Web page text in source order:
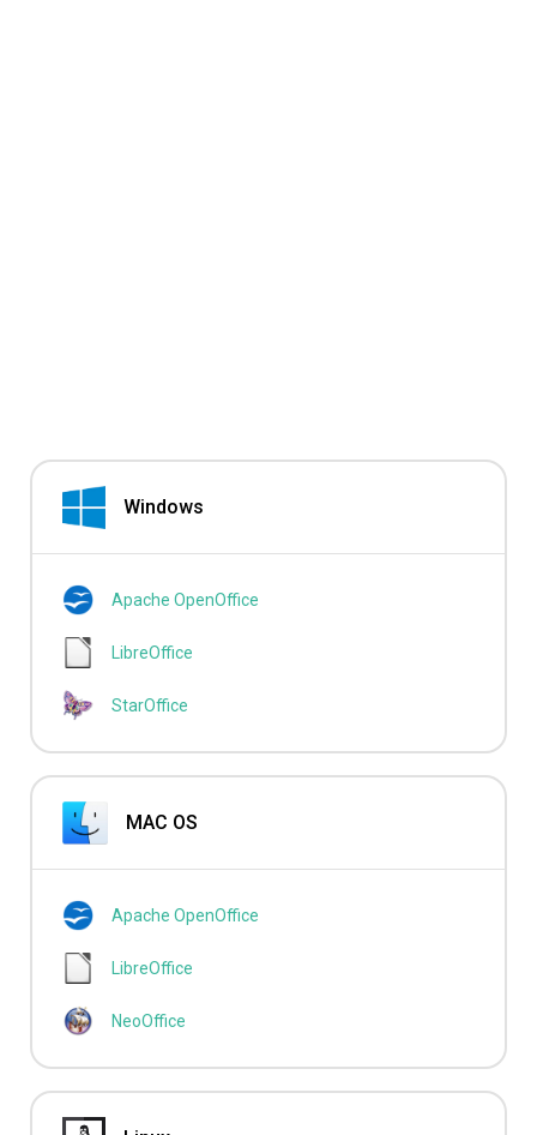
Windows
Apache OpenOffice
LibreOffice
StarOffice
MAC OS
Apache OpenOffice
LibreOffice
NeoOffice